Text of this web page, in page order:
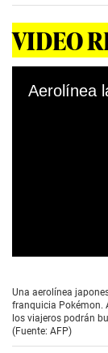
VIDEO
e
c
o
n
d
Una aerolínea
franquicia Pokémon.
los viajeros podrán
(Fuente: AFP)